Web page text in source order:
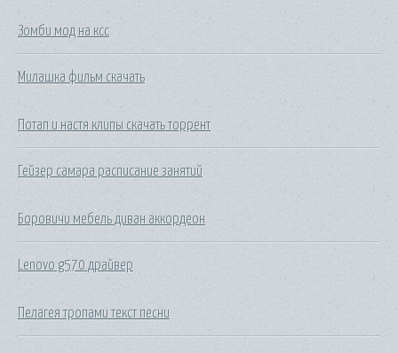
Зомби мод на ксс
Милашка фильм скачать
Потап и настя клипы скачать торрент
Гейзер самара расписание занятий
Боровичи мебель диван аккордеон
Lenovo g570 драйвер
Пелагея тропами текст песни